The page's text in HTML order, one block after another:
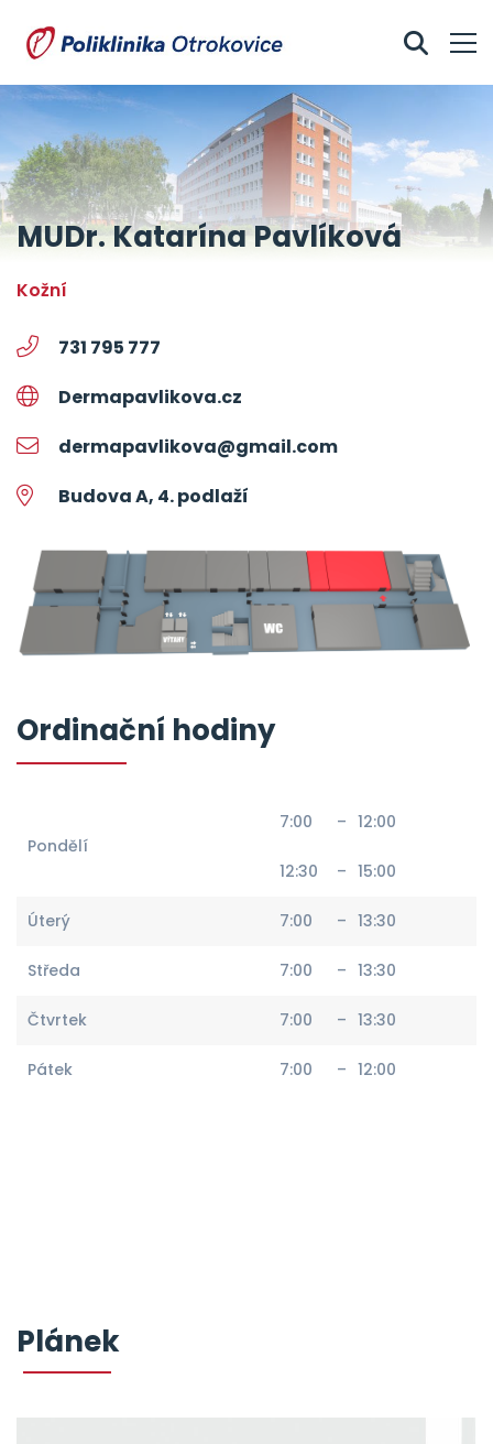
MUDr. Katarína Pavlíková
kožní
731 795 777
Dermapavlikova.cz
dermapavlikova@gmail.com
Budova A, 4. podlaží
Ordinační hodiny
Pondělí
7:00 – 12:00
12:30 – 15:00
Úterý 7:00 – 13:30
Středa 7:00 – 13:30
Čtvrtek 7:00 – 13:30
Pátek 7:00 – 12:00
Plánek